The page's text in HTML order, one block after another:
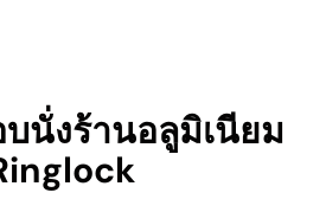
นั่งร้านอลูมิเนียม